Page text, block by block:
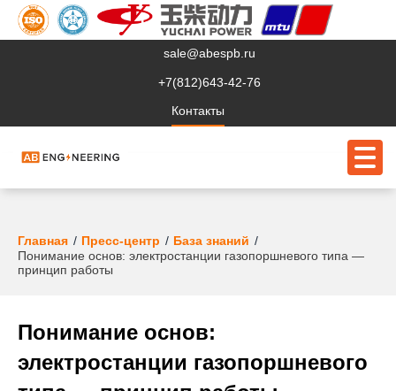
sale@abespb.ru
+7(812)643-42-76
Контакты
О компании
Сервис
Судовое ЭО
Главная Пресс-центр
База знаний
Понимание основ: электростанции газопоршневого типа —
принцип работы
Понимание основ:
электростанции газопоршневого